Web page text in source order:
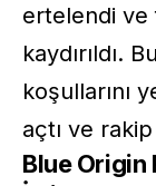
ertelendi ve
kaydırıldı.
koşullarını
açtı ve
Blue Origin